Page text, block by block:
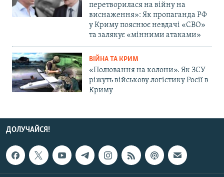
перетворилася на війну на
виснаження»: Як пропаганда РФ
у Криму пояснює невдачі «СВО»
та залякує «мінними атаками»
ВІЙНА ТА КРИМ
«Полювання на колони». Як ЗСУ
ріжуть військову логістику Росії в
Криму
ДОЛУЧАЙСЯ!